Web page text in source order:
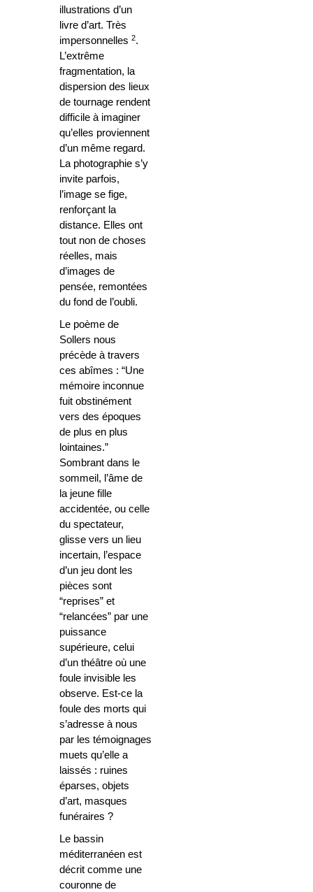
illustrations d’un
livre d’art. Très
impersonnelles 2.
L’extrême
fragmentation, la
dispersion des lieux
de tournage rendent
difficile à imaginer
qu’elles proviennent
d’un même regard.
La photographie s’y
invite parfois,
l’image se fige,
renforçant la
distance. Elles ont
tout non de choses
réelles, mais
d’images de
pensée, remontées
du fond de l’oubli.
Le poème de
Sollers nous
précède à travers
ces abîmes : “Une
mémoire inconnue
fuit obstinément
vers des époques
de plus en plus
lointaines.”
Sombrant dans le
sommeil, l’âme de
la jeune fille
accidentée, ou celle
du spectateur,
glisse vers un lieu
incertain, l’espace
d’un jeu dont les
pièces sont
“reprises” et
“relancées” par une
puissance
supérieure, celui
d’un théâtre où une
foule invisible les
observe. Est-ce la
foule des morts qui
s’adresse à nous
par les témoignages
muets qu’elle a
laissés : ruines
éparses, objets
d’art, masques
funéraires ?
Le bassin
méditerranéen est
décrit comme une
couronne de